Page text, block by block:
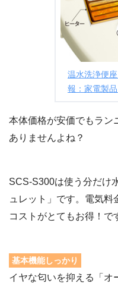
温水洗浄便
報：家電製
本体価格が安価でもラン
ありませんよね？
SCS-S300は使う分だけ
ュレット」です。電気
コストがとてもお得！で
基本機能しっかり
イヤな匂いを抑える「オ